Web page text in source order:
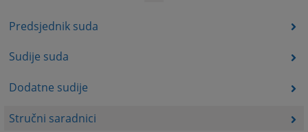
Predsjednik suda
Sudije suda
Dodatne sudije
Stručni saradnici